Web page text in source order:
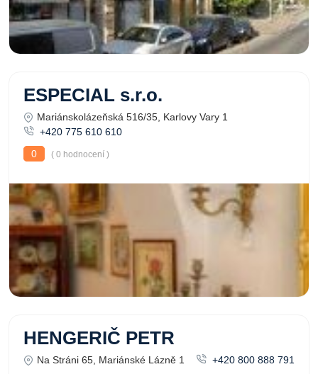
ESPECIAL s.r.o.
Mariánskolázeňská 516/35, Karlovy Vary 1
+420 775 610 610
0
( 0 hodnocení )
HENGERIČ PETR
Na Stráni 65, Mariánské Lázně 1
+420 800 888 791